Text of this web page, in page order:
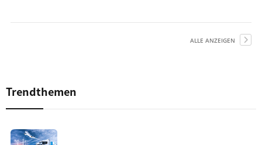
ALLE ANZEIGEN
Trendthemen